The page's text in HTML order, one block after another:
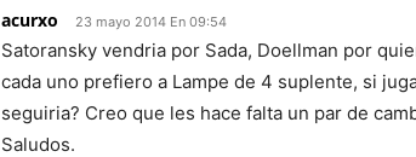
acurxo 23 mayo 2014 En 09:54
Satoransky vendria por Sada, Doellman por
cada uno prefiero a Lampe de 4 suplente, si
seguiria? Creo que les hace falta un par de
Saludos.